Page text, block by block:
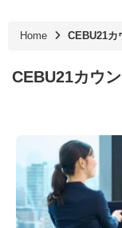
Home CEBU21カ
CEBU21カウ